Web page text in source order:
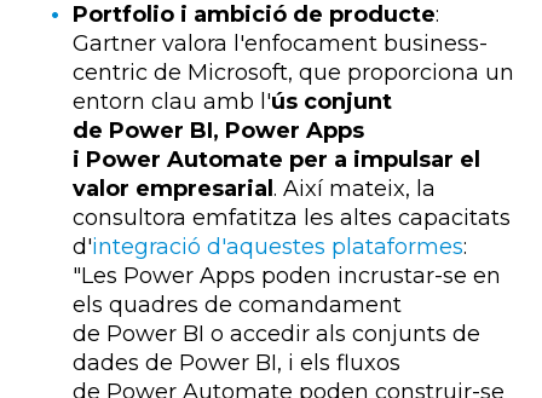
Portfolio i ambició de producte:
Gartner valora l'enfocament business-
centric de Microsoft, que proporciona un
entorn clau amb l'ús conjunt
de Power BI, Power Apps
i Power Automate per a impulsar el
valor empresarial . Així mateix, la
consultora emfatitza les altes capacitats
d'integració d'aquestes plataformes:
"Les Power Apps poden incrustar-se en
els quadres de comandament
de Power BI o accedir als conjunts de
dades de Power BI, i els fluxos
de Power Automate poden construir-se